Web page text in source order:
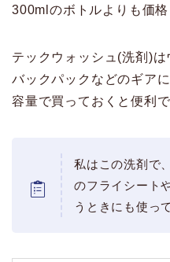
300mlのボトルよりも価
テックウォッシュ(洗剤)
バックパックなどのギア
容量で買っておくと便利
私はこの洗剤で
のフライシート
うときにも使っ